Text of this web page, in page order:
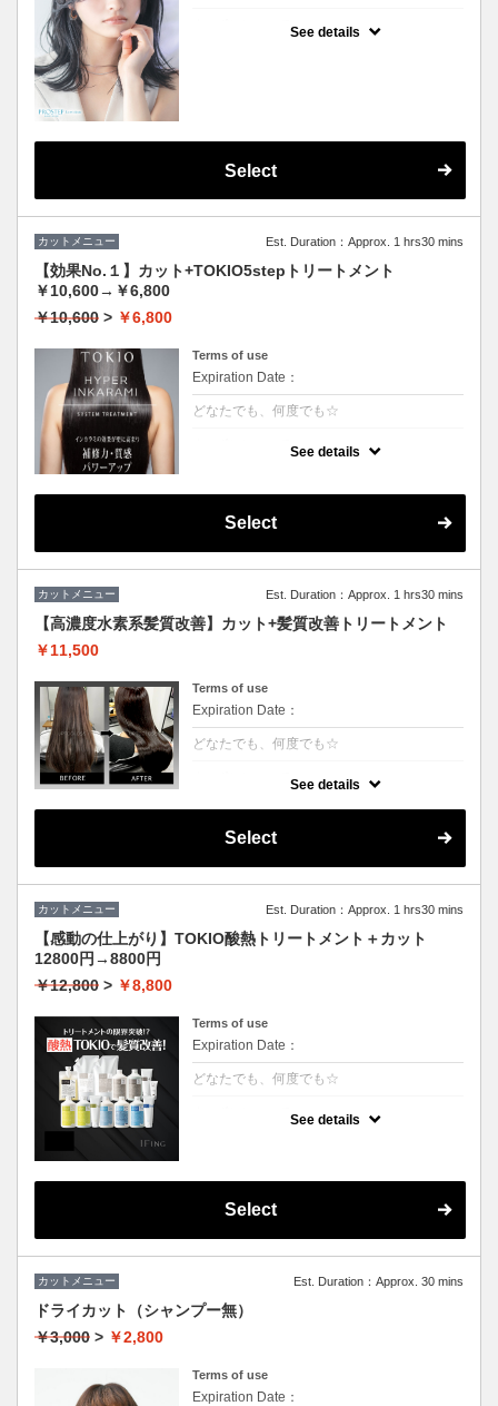
See details
Select
カットメニュー Est. Duration：Approx. 1 hrs30 mins
【効果No.１】カット+TOKIO5stepトリートメント
￥10,600→￥6,800
￥10,600 > ￥6,800
Terms of use
Expiration Date：
どなたでも、何度でも☆
的な「髪質ケア」で大人気！★男女共に利用
See details
Select
カットメニュー Est. Duration：Approx. 1 hrs30 mins
【高濃度水素系髪質改善】カット+髪質改善トリートメント
￥11,500
Terms of use
Expiration Date：
どなたでも、何度でも☆
トリートメント！髪質を綺麗にするだけでは
なく、生えてくる毛にもアプローチ致しま
See details
Select
カットメニュー Est. Duration：Approx. 1 hrs30 mins
【感動の仕上がり】TOKIO酸熱トリートメント＋カット
12800円→8800円
￥12,800 > ￥8,800
Terms of use
Expiration Date：
どなたでも、何度でも☆
りを治すことができます。
See details
Select
カットメニュー Est. Duration：Approx. 30 mins
ドライカット（シャンプー無）
￥3,000 > ￥2,800
Terms of use
Expiration Date：